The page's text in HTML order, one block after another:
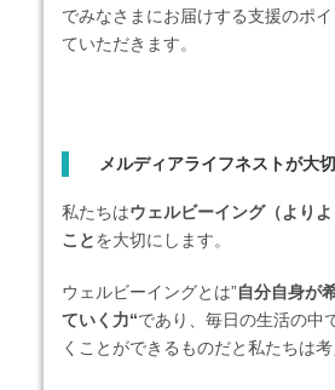
でみなさまにお届けする支援のポ
ていただきます。
メルディアライフネストが大
私たちはウェルビーイング（より
ことを大切にします。
ウェルビーイングとは”自分自身が
ていく力“であり、毎日の生活の中
くことができるものだと私たちは考